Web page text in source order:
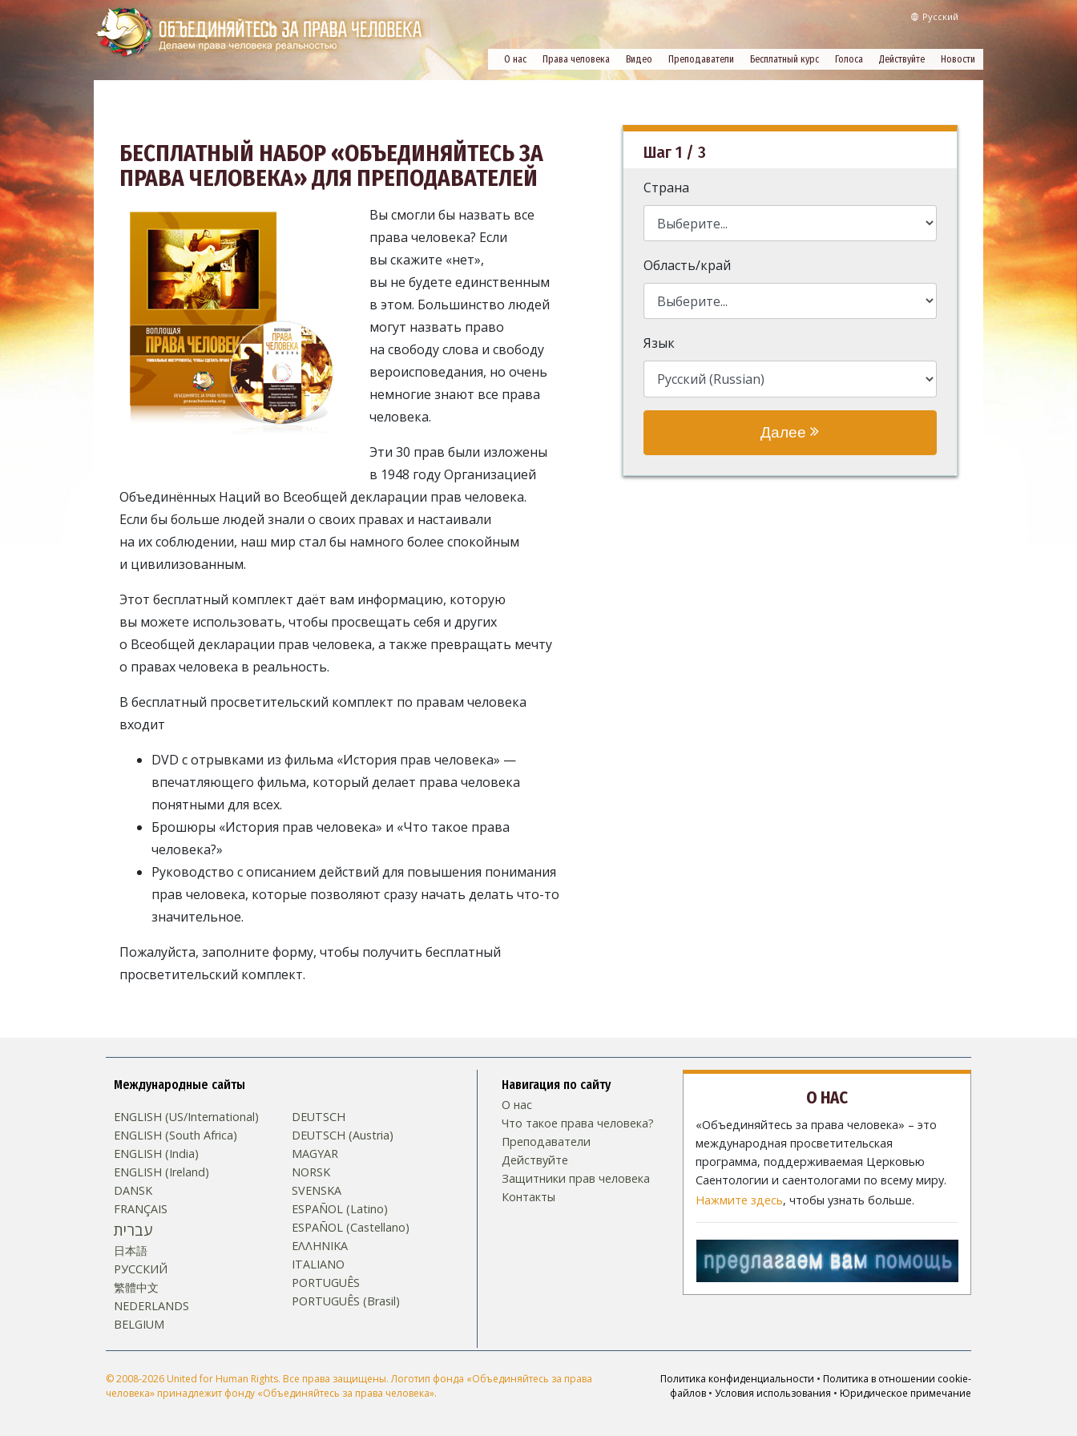
Русский
О нас Права человека Видео Преподаватели Бесплатный курс Голоса Действуйте Новости
БЕСПЛАТНЫЙ НАБОР «ОБЪЕДИНЯЙТЕСЬ ЗА
ПРАВА ЧЕЛОВЕКА» ДЛЯ ПРЕПОДАВАТЕЛЕЙ
Вы смогли бы назвать все
права человека? Если
вы скажите «нет»,
вы не будете единственным
в этом. Большинство людей
могут назвать право
на свободу слова и свободу
вероисповедания, но очень
немногие знают все права
человека.
Эти 30 прав были изложены
в 1948 году Организацией
Объединённых Наций во Всеобщей декларации прав человека.
Если бы больше людей знали о своих правах и настаивали
на их соблюдении, наш мир стал бы намного более спокойным
и цивилизованным.
Этот бесплатный комплект даёт вам информацию, которую
вы можете использовать, чтобы просвещать себя и других
о Всеобщей декларации прав человека, а также превращать мечту
о правах человека в реальность.
В бесплатный просветительский комплект по правам человека
входит
DVD с отрывками из фильма «История прав человека» —
впечатляющего фильма, который делает права человека
понятными для всех.
Брошюры «История прав человека» и «Что такое права
человека?»
Руководство с описанием действий для повышения понимания
прав человека, которые позволяют сразу начать делать что-то
значительное.
Пожалуйста, заполните форму, чтобы получить бесплатный
просветительский комплект.
Шаг 1 / 3
Страна
Область/край
Язык
Далее
Международные сайты
ENGLISH (US/International)
ENGLISH (South Africa)
ENGLISH (India)
ENGLISH (Ireland)
DANSK
FRANÇAIS
עברית
日本語
РУССКИЙ
繁體中文
NEDERLANDS
BELGIUM
DEUTSCH
DEUTSCH (Austria)
MAGYAR
NORSK
SVENSKA
ESPAÑOL (Latino)
ESPAÑOL (Castellano)
ΕΛΛΗΝΙΚA
ITALIANO
PORTUGUÊS
PORTUGUÊS (Brasil)‎
Навигация по сайту
О нас
Что такое права человека?
Преподаватели
Действуйте
Защитники прав человека
Контакты
О НАС
«Объединяйтесь за права человека» – это
международная просветительская
программа, поддерживаемая Церковью
Саентологии и саентологами по всему миру.
Нажмите здесь, чтобы узнать больше.
© 2008-2026 United for Human Rights. Все права защищены. Логотип фонда «Объединяйтесь за права
человека» принадлежит фонду «Объединяйтесь за права человека».
Политика конфиденциальности • Политика в отношении cookie-
файлов • Условия использования • Юридическое примечание